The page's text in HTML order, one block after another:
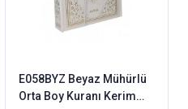
E058BYZ Beyaz Mühürlü
Orta Boy Kuranı Kerim